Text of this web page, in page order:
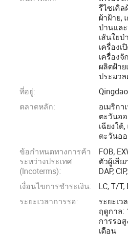
การขายและระบบการทำงาน เราส
สมบูรณ์แบบและบริการหลังการขา
ผลิตภัณฑ์หลักของเราได้แก่เส้นด้าย
เครื่องทำจากไฟเบอร์เครื่องแปรรูปจ
ทำความสะอาดเศษผ้าเครื่องปั่นเครื่
การออกแบบพิเศษอื่นๆสำหรับสายก
ต้องการสำหรับลูกค้าที่รีกซึ่งได้รับค
เครื่องจักรของเราส่งออกไปยังรัสเซี
สถานปากีสถาน เวียดนาม , Eygpt,
อุตสาหกรรมฝ้ายอื่นๆ นอกจากนี้เรา
อุตสาหกรรมสิ่งทอที่มีชื่อเสียงในปร
เรามีความเชี่ยวชาญในการผลิตแล
รีไซเคิลไฟเบอร์ที่สามารถหมุนได้ มุ่
ของอุตสาหกรรมสิ่งทอที่เสียซึ่งจะช่
รีไซเคิล
ผ้าฝ้าย,
ป่านแล
เส้นใย
เครื่องเ
เครื่องจั
ผลิตฝ้า
ประมว
ที่อยู่:
ตลาดหลัก:
อเมริกา
ตะวันอ
เฉียงใต้
ตะวันอ
ข้อกำหนดทางการค้า
ระหว่างประเทศ
(Incoterms):
FOB,
ตัวผู้เสีย
DAP,
เงื่อนไขการชำระเงิน:
LC, T/T,
ระยะเวลาการรอ:
ระยะเ
ฤดูกาล:
การรอ
เดือน